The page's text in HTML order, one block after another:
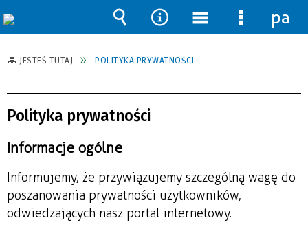
JESTEŚ TUTAJ POLITYKA PRYWATNOŚCI
Polityka prywatności
Informacje ogólne
Informujemy, że przywiązujemy szczególną wagę do
poszanowania prywatności użytkowników,
odwiedzających nasz portal internetowy.
Wyszukiwarka
Narzędzia
Menu
główne
Menu